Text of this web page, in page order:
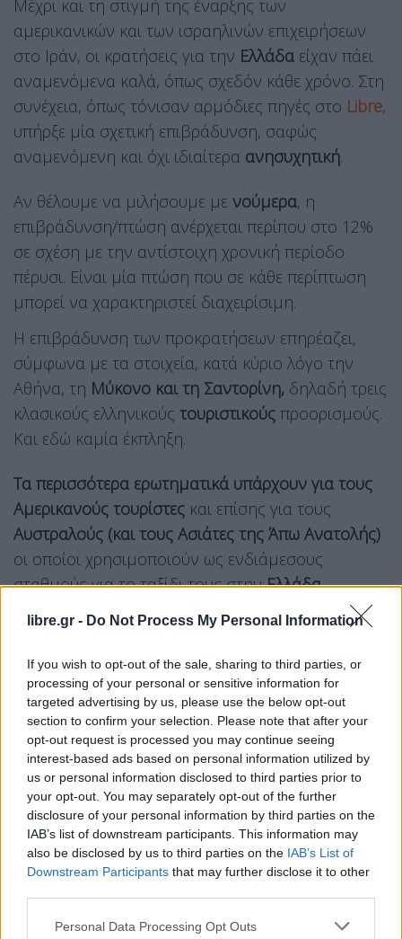
libre.gr - Do Not Process My Personal Information
If you wish to opt-out of the sale, sharing to third parties, or
processing of your personal or sensitive information for
targeted advertising by us, please use the below opt-out
section to confirm your selection. Please note that after your
opt-out request is processed you may continue seeing
interest-based ads based on personal information utilized by
us or personal information disclosed to third parties prior to
your opt-out. You may separately opt-out of the further
disclosure of your personal information by third parties on the
IAB’s list of downstream participants. This information may
also be disclosed by us to third parties on the IAB’s List of
Downstream Participants that may further disclose it to other
Personal Data Processing Opt Outs
Μέχρι και τη στιγμή της έναρξης των
αμερικανικών και των ισραηλινών επιχειρήσεων
στο Ιράν, οι κρατήσεις για την Ελλάδα είχαν πάει
αναμενόμενα καλά, όπως σχεδόν κάθε χρόνο. Στη
συνέχεια, όπως τόνισαν αρμόδιες πηγές στο Libre,
υπήρξε μία σχετική επιβράδυνση, σαφώς
αναμενόμενη και όχι ιδιαίτερα ανησυχητική.
Αν θέλουμε να μιλήσουμε με νούμερα, η
επιβράδυνση/πτώση ανέρχεται περίπου στο 12%
σε σχέση με την αντίστοιχη χρονική περίοδο
πέρυσι. Είναι μία πτώση που σε κάθε περίπτωση
μπορεί να χαρακτηριστεί διαχειρίσιμη.
Η επιβράδυνση των προκρατήσεων επηρέαζει,
σύμφωνα με τα στοιχεία, κατά κύριο λόγο την
Αθήνα, τη Μύκονο και τη Σαντορίνη, δηλαδή τρεις
κλασικούς ελληνικούς τουριστικούς προορισμούς.
Και εδώ καμία έκπληξη.
Τα περισσότερα ερωτηματικά υπάρχουν για τους
Αμερικανούς τουρίστες και επίσης για τους
Αυστραλούς (και τους Ασιάτες της Άπω Ανατολής)
οι οποίοι χρησιμοποιούν ως ενδιάμεσους
σταθμούς για το ταξίδι τους στηνΕλλάδα
αεροδρόμια της Μέσης Ανατολής. Οι εν λόγω
φαίνονται ότι τηρούν στάση αναμονής κάτι που
αντικατοπτρίζεται στα νούμερα.
Εστω και έτσι όμως, στον (πολύ σκληρό)
τουριστικό ανταγωνισμό, η Ελλάδα έχει να λέει ότι
βρίσκεται σε οπωσδήποτε καλύτερη θέση σε
σχέση με χώρες όπως ηΤουρκίααλλά και η
Κύπρος. Οι λόγοι είναι ευνόητοι. ΗΚύπρος,
γεωγραφικά, “αγγίζει” τα θέατρα των επιχειρήσεων
στο Λίβανο ενώ η Τουρκία έχει κάκιστες σχέσεις με
τοΙσραήλ.
Για τους tour operators, που φυσικά θέλουν να